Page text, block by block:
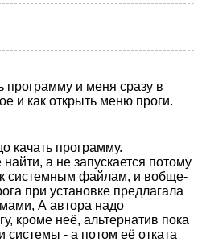
программу и меня сразу в
и как открыть меню проги.
качать программу.
а не запускается потому
к системным файлам, и вобще-
при установке предлагала
А автора надо
кроме неё, альтернатив пока
системы - а потом её отката